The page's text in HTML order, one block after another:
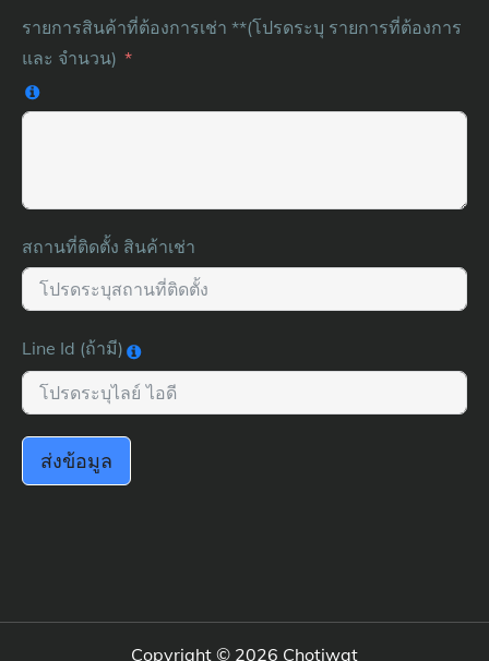
รายการสินค้าที่ต้องการเช่า **(โปรดระบุ รายการที่ต้องการ
และ จำนวน)
สถานที่ติดตั้ง สินค้าเช่า
Line Id (ถ้ามี)
ส่งข้อมูล
Copyright © 2026 Chotiwat